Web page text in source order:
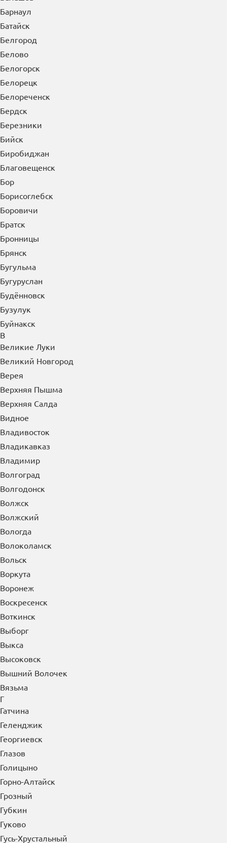
Ачинск
Балаково
Балахна
Балашиха
Балашов
Барнаул
Батайск
Белгород
Белово
Белогорск
Белорецк
Белореченск
Бердск
Березники
Бийск
Биробиджан
Благовещенск
Бор
Борисоглебск
Боровичи
Братск
Бронницы
Брянск
Бугульма
Бугуруслан
Будённовск
Бузулук
Буйнакск
Великие Луки
Великий Новгород
Верея
Верхняя Пышма
Верхняя Салда
Видное
Владивосток
Владикавказ
Владимир
Волгоград
Волгодонск
Волжск
Волжский
Вологда
Волоколамск
Вольск
Воркута
Воронеж
Воскресенск
Воткинск
Выборг
Выкса
Высоковск
Вышний Волочек
Вязьма
Гатчина
Геленджик
Георгиевск
Глазов